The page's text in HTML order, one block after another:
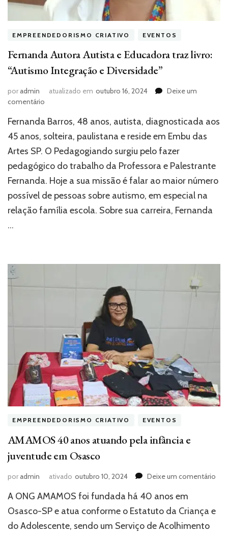
EMPREENDEDORISMO CRIATIVO EVENTOS
Fernanda Autora Autista e Educadora traz livro:
“Autismo Integração e Diversidade”
poradmin atualizado em outubro 16, 2024
Deixe um
comentário
Autora
Autista
Educadora
traz
livro:
“Autismo
Integração
e
Fernanda Barros, 48 anos, autista, diagnosticada aos
45 anos, solteira, paulistana e reside em Embu das
Artes SP. O Pedagogiando surgiu pelo fazer
pedagógico do trabalho da Professora e Palestrante
Fernanda. Hoje a sua missão é falar ao maior número
possível de pessoas sobre autismo, em especial na
relação família escola. Sobre sua carreira, Fernanda
…
EMPREENDEDORISMO CRIATIVO EVENTOS
AMAMOS 40 anos atuando pela infância e
juventude em Osasco
poradmin ativado outubro 10, 2024 Deixe um comentário
A ONG AMAMOS foi fundada há 40 anos em
Osasco-SP e atua conforme o Estatuto da Criança e
do Adolescente, sendo um Serviço de Acolhimento